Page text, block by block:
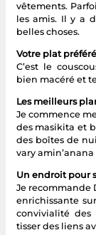
vêtements.
les amis. Il y a
belles choses.
Votre plat
C’est le
bien macéré et
Les meilleurs
Je commence
des masikita et
des boîtes de
vary
Un endroit pour
Je recommande
enrichissante
convivialité
tisser des liens